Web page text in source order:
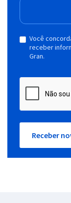
Você
receber
Gran.
Receber